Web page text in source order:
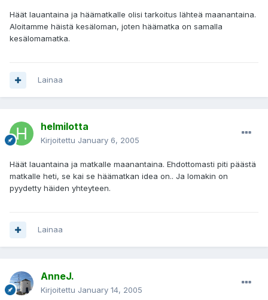
Häät lauantaina ja häämatkalle olisi tarkoitus lähteä maanantaina.
Aloitamme häistä kesäloman, joten häämatka on samalla
kesälomamatka.
Lainaa
helmilotta
Kirjoitettu January 6, 2005
Häät lauantaina ja matkalle maanantaina. Ehdottomasti piti päästä
matkalle heti, se kai se häämatkan idea on.. Ja lomakin on
pyydetty häiden yhteyteen.
Lainaa
AnneJ.
Kirjoitettu January 14, 2005